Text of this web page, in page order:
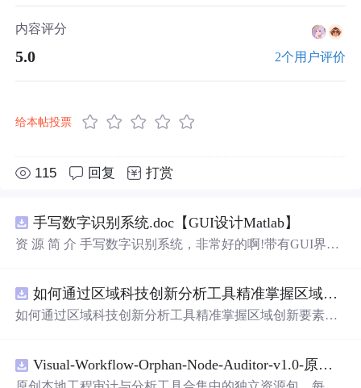
内容评分
5.0 2个用户评价
给本帖投票
115 回复 打赏
手写数字识别系统.doc【GUI设计Matlab】
资 源 简 介 手写数字识别系统，非常好的啊!带有GUI界
带有直观的图形用户界面（GUI），非常容易使用。你只
需要将手写数字输入系统，它将立即给出准确的识别结
是一个非常方便和实用的工具，你一定会喜欢它的！
如何通过区域科技创新分析工具精准掌握区域创新要素分布与产业链融合现状？.docx
如何通过区域科技创新分析工具精准掌握区域创新要素分
Visual-Workflow-Orphan-Node-Auditor-v1.0-原创源码与文档.zip